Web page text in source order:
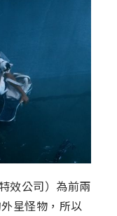
效公司）為前兩
星怪物，所以